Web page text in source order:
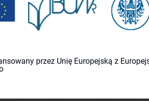
przez Unię Europejską z